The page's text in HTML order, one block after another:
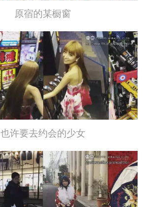
原宿的某橱窗
也许要去约会的少女